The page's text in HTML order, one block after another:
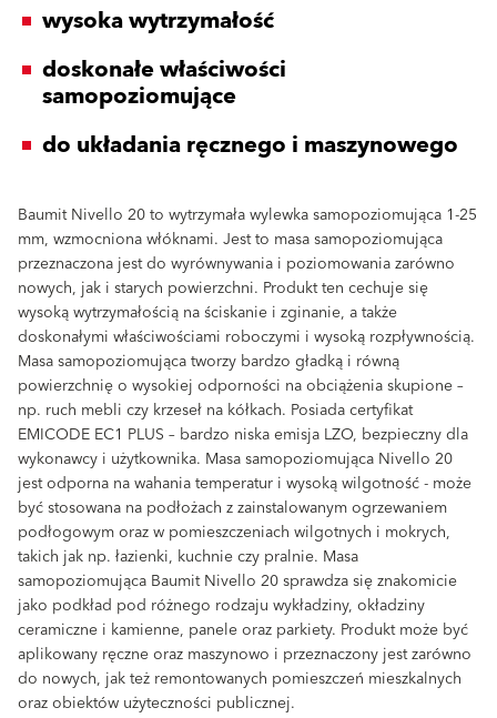
wysoka wytrzymałość
doskonałe właściwości
samopoziomujące
do układania ręcznego i maszynowego
Baumit Nivello 20 to wytrzymała wylewka samopoziomująca 1-25
mm, wzmocniona włóknami. Jest to masa samopoziomująca
przeznaczona jest do wyrównywania i poziomowania zarówno
nowych, jak i starych powierzchni. Produkt ten cechuje się
wysoką wytrzymałością na ściskanie i zginanie, a także
doskonałymi właściwościami roboczymi i wysoką rozpływnością.
Masa samopoziomująca tworzy bardzo gładką i równą
powierzchnię o wysokiej odporności na obciążenia skupione –
np. ruch mebli czy krzeseł na kółkach. Posiada certyfikat
EMICODE EC1 PLUS – bardzo niska emisja LZO, bezpieczny dla
wykonawcy i użytkownika. Masa samopoziomująca Nivello 20
jest odporna na wahania temperatur i wysoką wilgotność - może
być stosowana na podłożach z zainstalowanym ogrzewaniem
podłogowym oraz w pomieszczeniach wilgotnych i mokrych,
takich jak np. łazienki, kuchnie czy pralnie. Masa
samopoziomująca Baumit Nivello 20 sprawdza się znakomicie
jako podkład pod różnego rodzaju wykładziny, okładziny
ceramiczne i kamienne, panele oraz parkiety. Produkt może być
aplikowany ręczne oraz maszynowo i przeznaczony jest zarówno
do nowych, jak też remontowanych pomieszczeń mieszkalnych
oraz obiektów użyteczności publicznej.